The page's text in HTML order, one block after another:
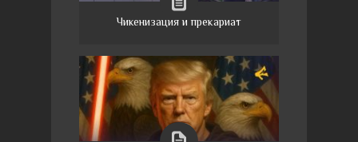
Чикенизация и прекариат